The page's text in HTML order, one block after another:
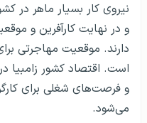
نیروی کار بسیار ماهر در
و در نهایت کارآفرین و
دارند. موقعیت مهاجرتی
است. اقتصاد کشور زامبیا
و فرصت‌های شغلی برای
می‌شود.